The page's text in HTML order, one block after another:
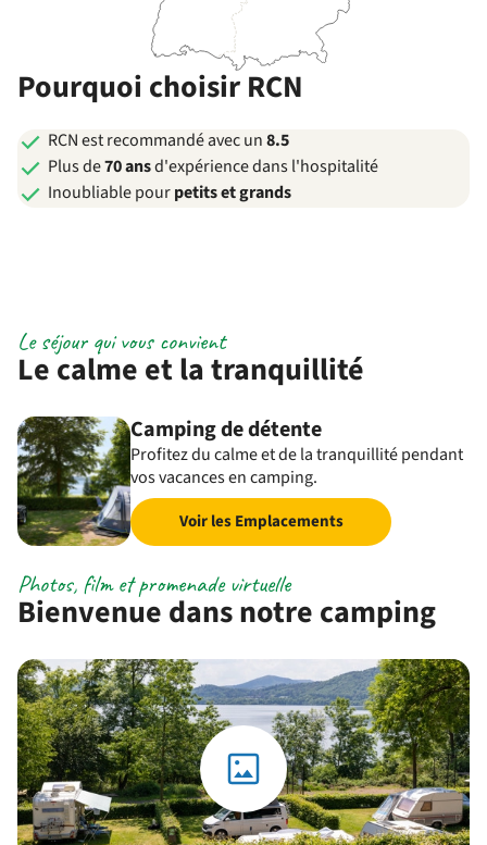
Pourquoi choisir RCN
RCN est recommandé avec un8.5
Plus de70 ansd'expérience dans l'hospitalité
Inoubliable pourpetits et grands
Le calme et la tranquillité
Le séjour qui vous convient
Camping de détente
Profitez du calme et de la tranquillité pendant
vos vacances en camping.
Voir les Emplacements
Bienvenue dans notre camping
Photos, film et promenade virtuelle